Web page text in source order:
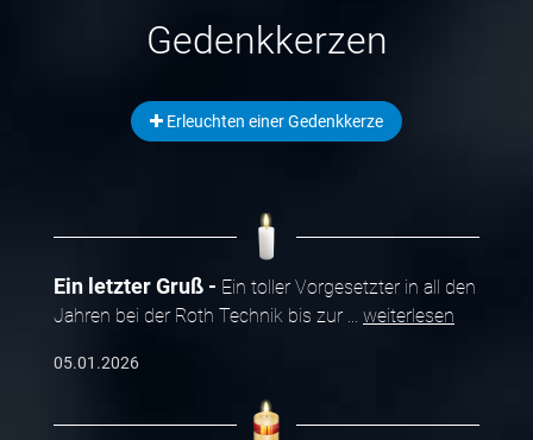
Gedenkkerzen
Erleuchten einer Gedenkkerze
Ein letzter Gruß
Ein toller Vorgesetzter in all den
Jahren bei der Roth Technik bis zur
weiterlesen
05.01.2026